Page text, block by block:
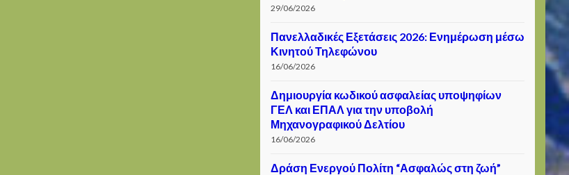
29/06/2026
Πανελλαδικές Εξετάσεις 2026: Ενημέρωση μέσω
Κινητού Τηλεφώνου
16/06/2026
Δημιουργία κωδικού ασφαλείας υποψηφίων
ΓΕΛ και ΕΠΑΛ για την υποβολή
Μηχανογραφικού Δελτίου
16/06/2026
Δράση Ενεργού Πολίτη “Ασφαλώς στη ζωή”